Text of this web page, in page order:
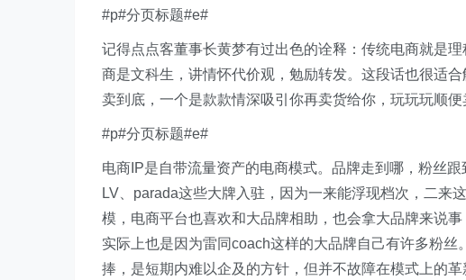
#p#分页标题#e#
记得点点客董事长黄梦有过出色的诠释：传统电商就是
商是文科生，讲情怀代价观，勉励转发。这段话也很适
卖到底，一个是款款情深吸引你再卖货给你，玩玩玩顺便
#p#分页标题#e#
电商IP是自带流量资产的电商模式。品牌走到哪，粉丝
LV、parada这些大牌入驻，因为一来能浮现档次，二来
模，电商平台也喜欢和大品牌相助，也会拿大品牌来说
实际上也是因为雷同coach这样的大品牌自己有许多粉
捧，是短期内难以企及的方针，但并不故障在模式上的革